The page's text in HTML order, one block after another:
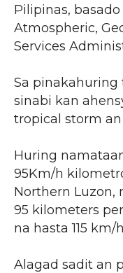
Pilipinas,
Atmospheric,
Services
Sa pinakahuring
sinabi kan
tropical storm
Huring
95Km/h
Northern Luzon,
95 kilometers
na hasta 115 km/
Alagad sadit an